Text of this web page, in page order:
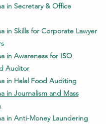
in Secretary & Office
in Skills for Corporate Lawyer
in Awareness for ISO
Auditor
in Halal Food Auditing
in Journalism and Mass
in Anti-Money Laundering